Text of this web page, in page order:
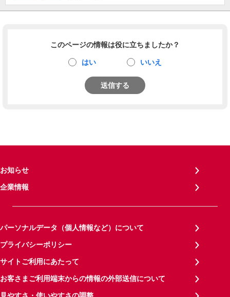
このページの情報は役に立ちましたか？
はい いいえ
送信する
お知らせ
企業情報
パーソナルデータ（個人情報など）について
プライバシーポリシー
サイトご利用にあたって
お客さまご利用端末からの情報の外部送信について